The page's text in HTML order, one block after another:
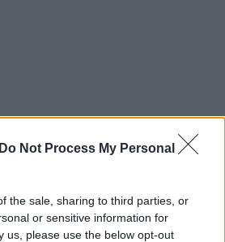
Do Not Process My Personal
the sale, sharing to third parties, or
or sensitive information for
us, please use the below opt-out
Μακεδονίας: Υπογράφηκε η
για την ανακαίνιση του